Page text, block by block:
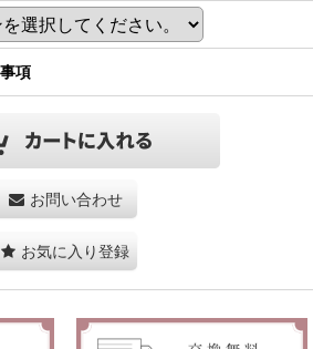
項
お問い合わせ
お気に入り登録